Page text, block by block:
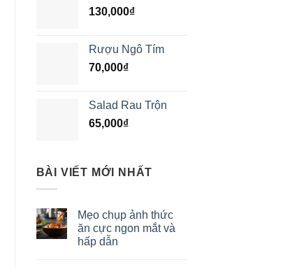
130,000₫
Rượu Ngô Tím
70,000₫
Salad Rau Trộn
65,000₫
BÀI VIẾT MỚI NHẤT
Mẹo chụp ảnh thức
ăn cực ngon mắt và
hấp dẫn